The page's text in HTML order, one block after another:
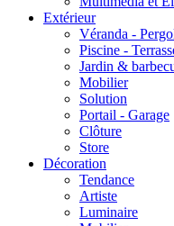
Extérieur
Véranda -
Piscine -
Jardin &
Mobilier
Solution
Portail - Garage
Clôture
Store
Décoration
Tendance
Artiste
Luminaire